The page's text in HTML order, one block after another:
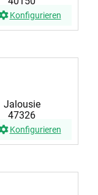
Konfigurieren
Jalousie
47326
Konfigurieren